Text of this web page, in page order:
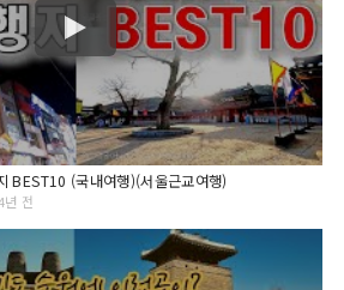
BEST10 (국내여행)(서울근교여행)
전